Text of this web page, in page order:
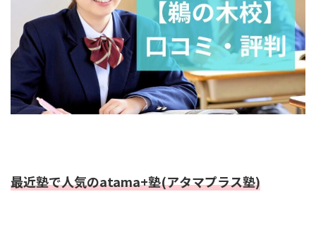
最近塾で人気のatama+塾(アタマプラス塾)